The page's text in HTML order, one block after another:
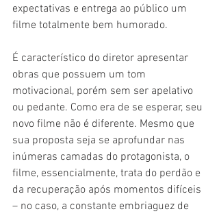
expectativas e entrega ao público um
filme totalmente bem humorado.
É característico do diretor apresentar
obras que possuem um tom
motivacional, porém sem ser apelativo
ou pedante. Como era de se esperar, seu
novo filme não é diferente. Mesmo que
sua proposta seja se aprofundar nas
inúmeras camadas do protagonista, o
filme, essencialmente, trata do perdão e
da recuperação após momentos difíceis
– no caso, a constante embriaguez de